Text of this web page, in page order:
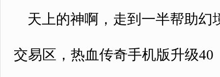
天上的神啊，走到一半帮助幻
交易区，热血传奇手机版升级